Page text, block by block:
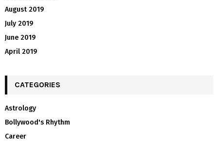
August 2019
July 2019
June 2019
April 2019
CATEGORIES
Astrology
Bollywood's Rhythm
Career